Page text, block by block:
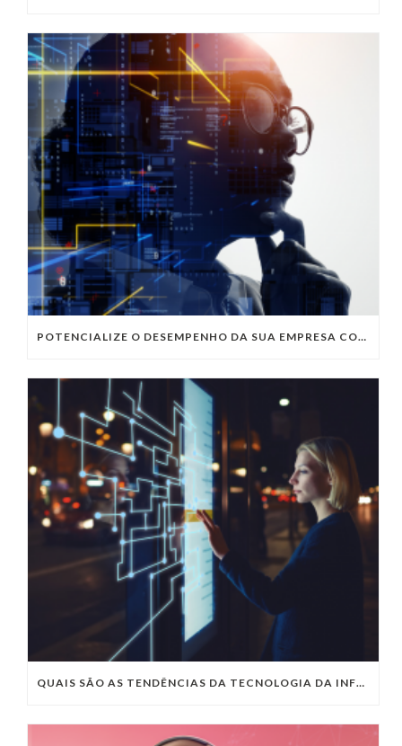
POTENCIALIZE O DESEMPENHO DA SUA EMPRESA COM OS SERVIÇOS DE TI DA VIVO VITA
QUAIS SÃO AS TENDÊNCIAS DA TECNOLOGIA DA INFORMAÇÃO PARA 2023?